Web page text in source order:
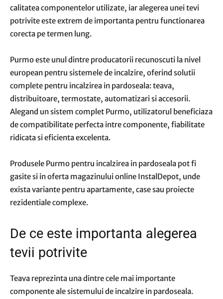
calitatea componentelor utilizate, iar alegerea unei tevi
potrivite este extrem de importanta pentru functionarea
corecta pe termen lung.
Purmo este unul dintre producatorii recunoscuti la nivel
european pentru sistemele de incalzire, oferind solutii
complete pentru incalzirea in pardoseala: teava,
distribuitoare, termostate, automatizari si accesorii.
Alegand un sistem complet Purmo, utilizatorul beneficiaza
de compatibilitate perfecta intre componente, fiabilitate
ridicata si eficienta excelenta.
Produsele Purmo pentru incalzirea in pardoseala pot fi
gasite si in oferta magazinului online InstalDepot, unde
exista variante pentru apartamente, case sau proiecte
rezidentiale complexe.
De ce este importanta alegerea
tevii potrivite
Teava reprezinta una dintre cele mai importante
componente ale sistemului de incalzire in pardoseala.